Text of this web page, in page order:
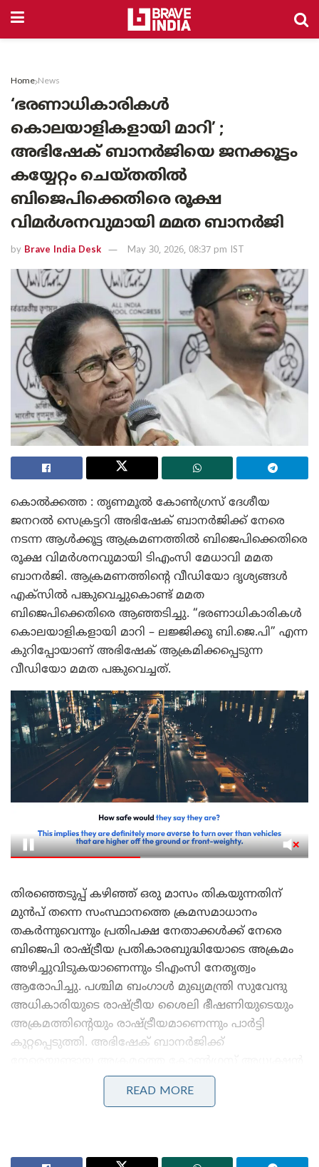
Home News
‘ഭരണാധികാരികൾ
കൊലയാളികളായി മാറി’ ;
അഭിഷേക് ബാനർജിയെ ജനക്കൂട്ടം
കയ്യേറ്റം ചെയ്തതിൽ
ബിജെപിക്കെതിരെ രൂക്ഷ
വിമർശനവുമായി മമത ബാനർജി
by Brave India Desk May 30, 2026, 08:37 pm IST
കൊൽക്കത്ത : തൃണമൂൽ കോൺഗ്രസ് ദേശീയ
ജനറൽ സെക്രട്ടറി അഭിഷേക് ബാനർജിക്ക് നേരെ
നടന്ന ആൾക്കൂട്ട ആക്രമണത്തിൽ ബിജെപിക്കെതിരെ
രൂക്ഷ വിമർശനവുമായി ടിഎംസി മേധാവി മമത
ബാനർജി. ആക്രമണത്തിന്റെ വീഡിയോ ദൃശ്യങ്ങൾ
എക്സിൽ പങ്കുവെച്ചുകൊണ്ട് മമത
ബിജെപിക്കെതിരെ ആഞ്ഞടിച്ചു. “ഭരണാധികാരികൾ
കൊലയാളികളായി മാറി – ലജ്ജിക്കൂ ബി.ജെ.പി” എന്ന
കുറിപ്പോയാണ് അഭിഷേക് ആക്രമിക്കപ്പെടുന്ന
വീഡിയോ മമത പങ്കുവെച്ചത്.
തിരഞ്ഞെടുപ്പ് കഴിഞ്ഞ് ഒരു മാസം തികയുന്നതിന്
മുൻപ് തന്നെ സംസ്ഥാനത്തെ ക്രമസമാധാനം
തകർന്നുവെന്നും പ്രതിപക്ഷ നേതാക്കൾക്ക് നേരെ
ബിജെപി രാഷ്ട്രീയ പ്രതികാരബുദ്ധിയോടെ അക്രമം
അഴിച്ചുവിടുകയാണെന്നും ടിഎംസി നേതൃത്വം
ആരോപിച്ചു. പശ്ചിമ ബംഗാൾ മുഖ്യമന്ത്രി സുവേന്ദു
അധികാരിയുടെ രാഷ്ട്രീയ ശൈലി ഭീഷണിയുടെയും
അക്രമത്തിന്റെയും രാഷ്ട്രീയമാണെന്നും പാർട്ടി
കുറ്റപ്പെടുത്തി. അഭിഷേക് ബാനർജിക്ക്
മല്ലികാർജുൻ ഖാർഗെയും സമാജ്‌വാദി പാർട്ടി
അധ്യക്ഷൻ അഖിലേഷ് യാദവും ശക്തമായി
Stories you may like
READ MORE